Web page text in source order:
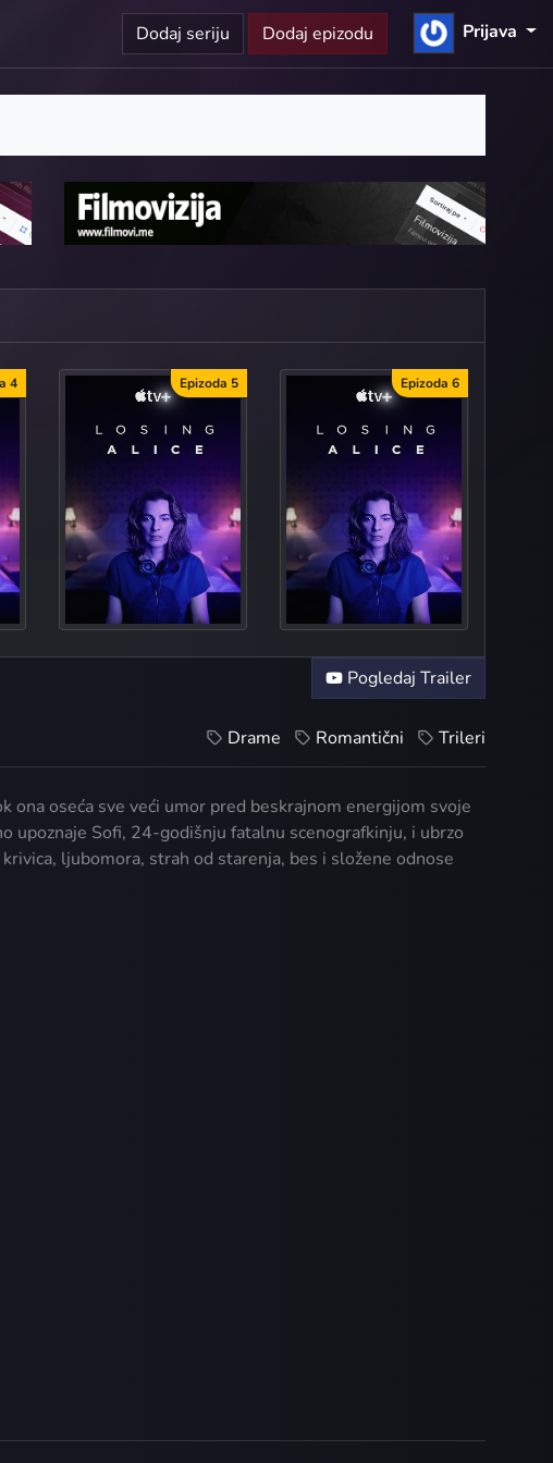
Dodaj seriju Dodaj epizodu Prijava
4 Epizoda 5 Epizoda 6
The Bad
Pogledaj Trailer
Drame Romantični Trileri
oseća sve veći umor pred beskrajnom energijom svoje
upoznaje Sofi, 24-godišnju fatalnu scenografkinju, i ubrzo
ljubomora, strah od starenja, bes i složene odnose